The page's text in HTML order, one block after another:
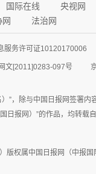
国际在线 央视网
网 法治网
服务许可证10120170006
文[2011]0283-097号
”，除与中国日报网签署
日报网）”的作品，均转
版权属中国日报网（中报